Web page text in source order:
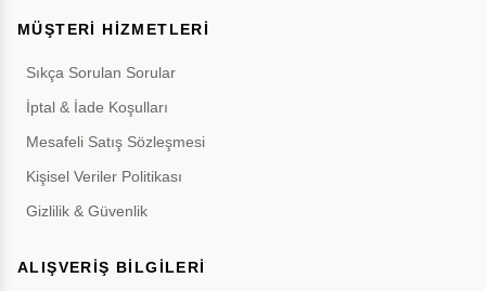
MÜŞTERİ HİZMETLERİ
Sıkça Sorulan Sorular
İptal & İade Koşulları
Mesafeli Satış Sözleşmesi
Kişisel Veriler Politikası
Gizlilik & Güvenlik
ALIŞVERİŞ BİLGİLERİ